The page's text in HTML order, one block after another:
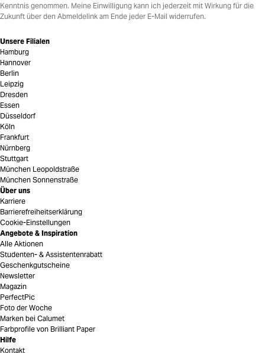
Kenntnis genommen. Meine Einwilligung kann ich jederzeit mit Wirkung für die
Zukunft über den Abmeldelink am Ende jeder E-Mail widerrufen.
Unsere Filialen
Hamburg
Hannover
Berlin
Leipzig
Dresden
Essen
Düsseldorf
Köln
Frankfurt
Nürnberg
Stuttgart
München Leopoldstraße
München Sonnenstraße
Über uns
Karriere
Barrierefreiheitserklärung
Cookie-Einstellungen
Angebote & Inspiration
Alle Aktionen
Studenten- & Assistentenrabatt
Geschenkgutscheine
Newsletter
Magazin
PerfectPic
Foto der Woche
Marken bei Calumet
Farbprofile von Brilliant Paper
Hilfe
Kontakt